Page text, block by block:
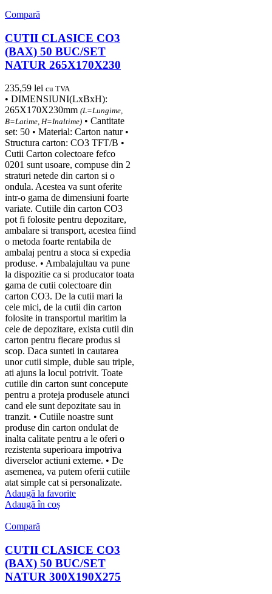
Compară
CUTII CLASICE CO3
(BAX) 50 BUC/SET
NATUR 265X170X230
235,59 lei cu TVA
• DIMENSIUNI(LxBxH):
265X170X230mm (L=Lungime,
B=Latime, H=Inaltime) • Cantitate
set: 50 • Material: Carton natur •
Structura carton: CO3 TFT/B •
Cutii Carton colectoare fefco
0201 sunt usoare, compuse din 2
straturi netede din carton si o
ondula. Acestea va sunt oferite
intr-o gama de dimensiuni foarte
variate. Cutiile din carton CO3
pot fi folosite pentru depozitare,
ambalare si transport, acestea fiind
o metoda foarte rentabila de
ambalaj pentru a stoca si expedia
produse. • Ambalajultau va pune
la dispozitie ca si producator toata
gama de cutii colectoare din
carton CO3. De la cutii mari la
cele mici, de la cutii din carton
folosite in transportul maritim la
cele de depozitare, exista cutii din
carton pentru fiecare produs si
scop. Daca sunteti in cautarea
unor cutii simple, duble sau triple,
ati ajuns la locul potrivit. Toate
cutiile din carton sunt concepute
pentru a proteja produsele atunci
cand ele sunt depozitate sau in
tranzit. • Cutiile noastre sunt
produse din carton ondulat de
inalta calitate pentru a le oferi o
rezistenta superioara impotriva
diverselor actiuni externe. • De
asemenea, va putem oferii cutiile
atat simple cat si personalizate.
Adaugă la favorite
Adaugă în coș
Compară
CUTII CLASICE CO3
(BAX) 50 BUC/SET
NATUR 300X190X275